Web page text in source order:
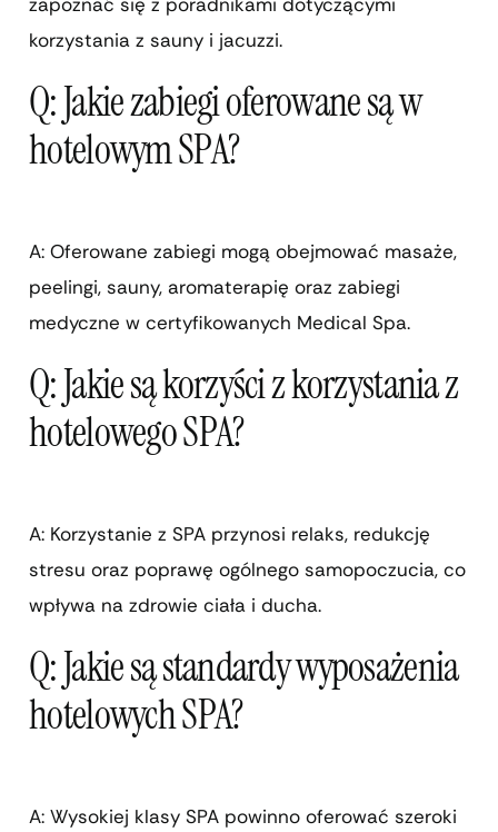
korzystania z sauny i jacuzzi.
Q: Jakie zabiegi oferowane są w
hotelowym SPA?
A: Oferowane zabiegi mogą obejmować masaże,
peelingi, sauny, aromaterapię oraz zabiegi
medyczne w certyfikowanych Medical Spa.
Q: Jakie są korzyści z korzystania z
hotelowego SPA?
A: Korzystanie z SPA przynosi relaks, redukcję
stresu oraz poprawę ogólnego samopoczucia, co
wpływa na zdrowie ciała i ducha.
Q: Jakie są standardy wyposażenia
hotelowych SPA?
A: Wysokiej klasy SPA powinno oferować szeroki